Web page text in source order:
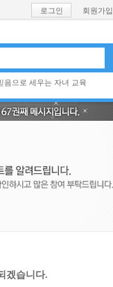
로그인 회원가입
음으로 세우는 자녀 교육
겠습니다.